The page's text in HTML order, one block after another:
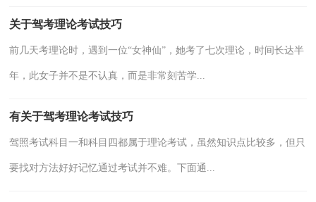
关于驾考理论考试技巧
前几天考理论时，遇到一位“女神仙”，她考了七次理论，时间长达半
年，此女子并不是不认真，而是非常刻苦学...
有关于驾考理论考试技巧
驾照考试科目一和科目四都属于理论考试，虽然知识点比较多，但只
要找对方法好好记忆通过考试并不难。下面通...